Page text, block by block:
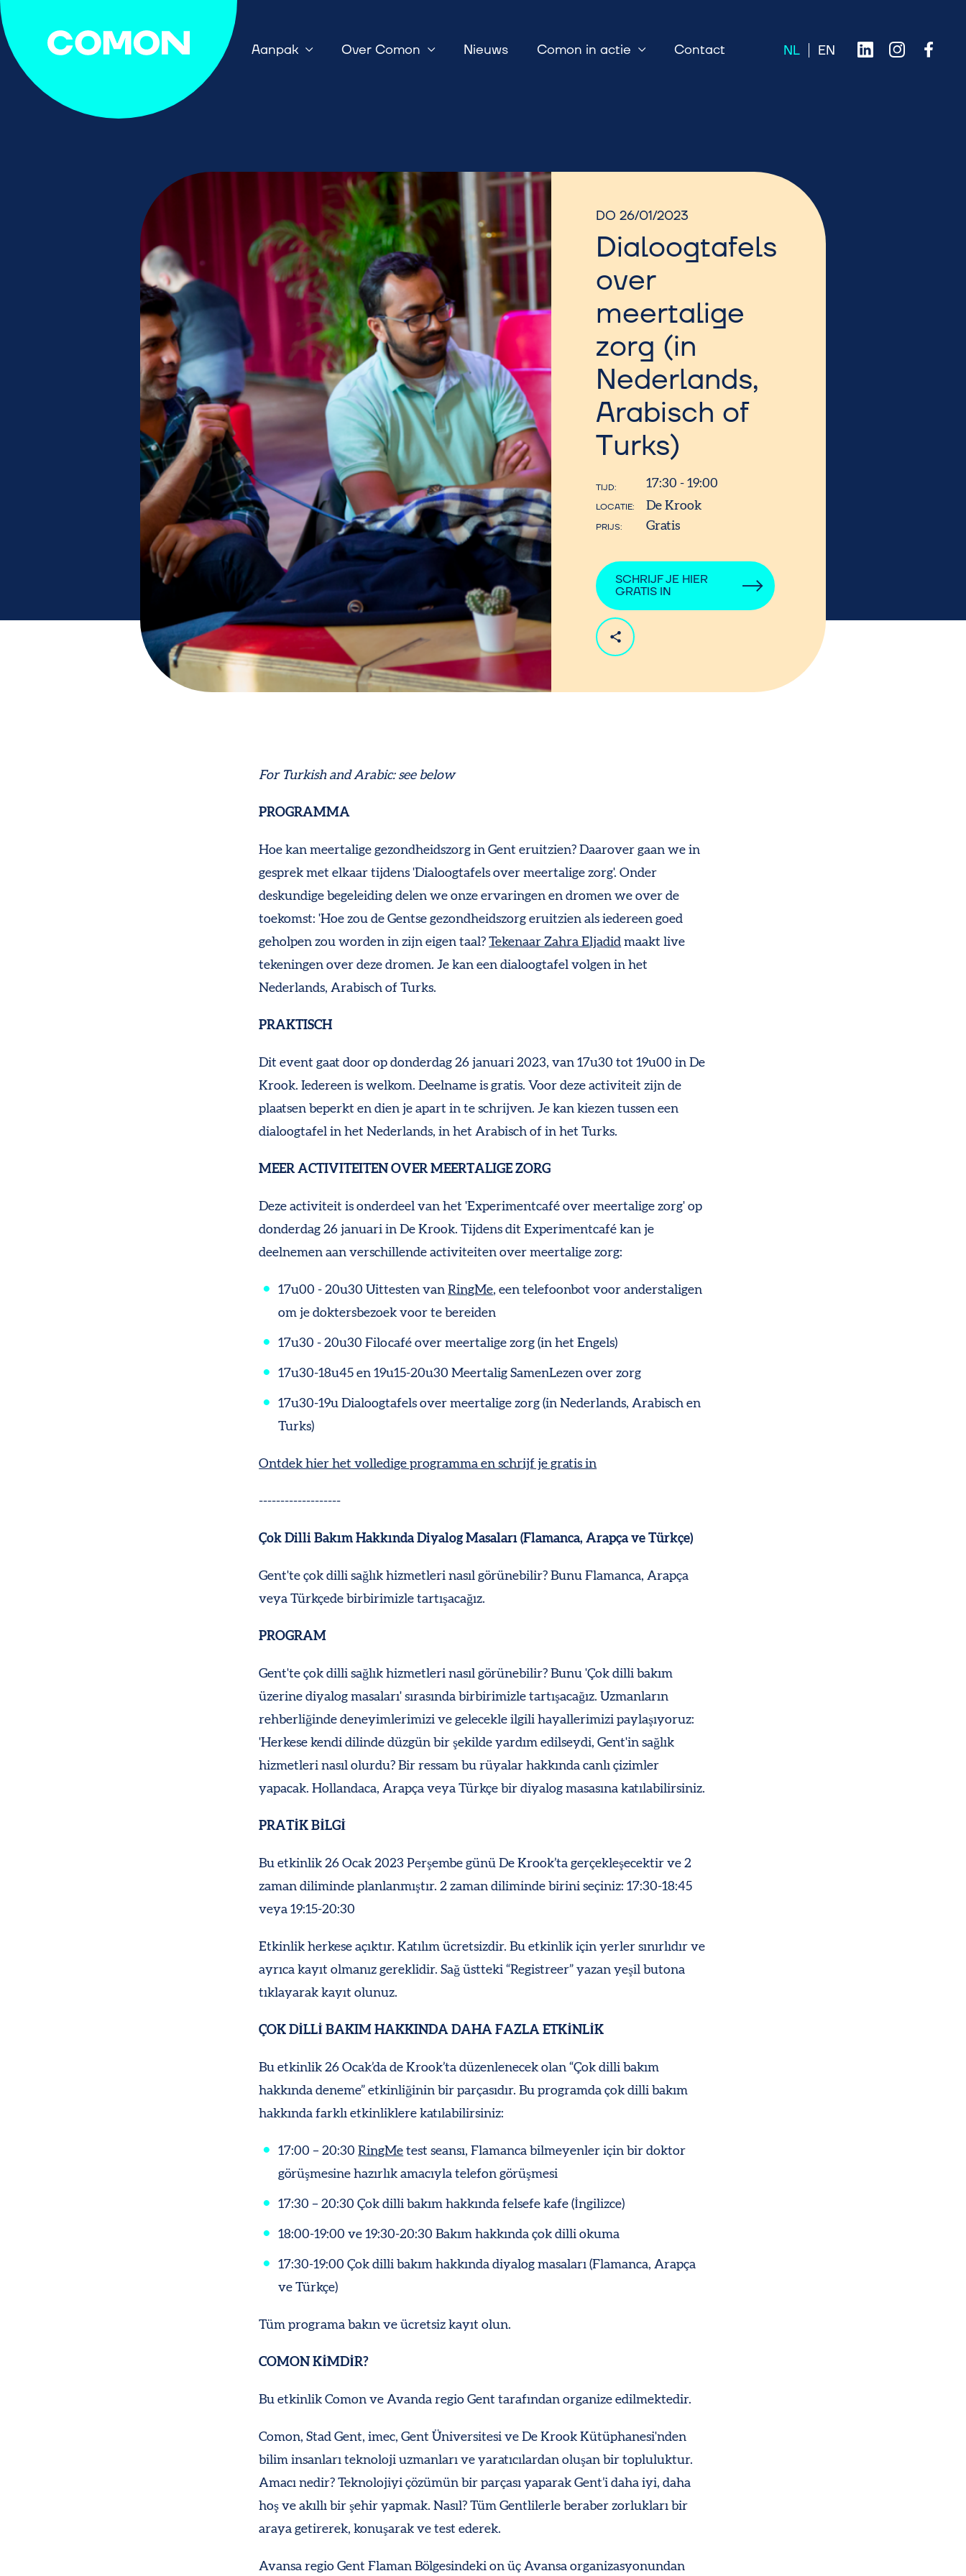
Aanpak Over Comon Nieuws Comon in actie Contact
DO 26/01/2023
Dialoogtafels
over
meertalige
zorg (in
Nederlands,
Arabisch of
Turks)
TIJD 17:30 - 19:00
LOCATIE De Krook
PRIJS Gratis
SCHRIJF JE HIER
GRATIS IN
For Turkish and Arabic: see below
PROGRAMMA
Hoe kan meertalige gezondheidszorg in Gent eruitzien? Daarover gaan we in
gesprek met elkaar tijdens 'Dialoogtafels over meertalige zorg'. Onder
deskundige begeleiding delen we onze ervaringen en dromen we over de
toekomst: 'Hoe zou de Gentse gezondheidszorg eruitzien als iedereen goed
geholpen zou worden in zijn eigen taal?Tekenaar Zahra Eljadid maakt live
tekeningen over deze dromen. Je kan een dialoogtafel volgen in het
Nederlands, Arabisch of Turks.
PRAKTISCH
Dit event gaat door op donderdag 26 januari 2023, van 17u30 tot 19u00 in De
Krook. Iedereen is welkom. Deelname is gratis. Voor deze activiteit zijn de
plaatsen beperkt en dien je apart in te schrijven. Je kan kiezen tussen een
dialoogtafel in het Nederlands, in het Arabisch of in het Turks.
MEER ACTIVITEITEN OVER MEERTALIGE ZORG
Deze activiteit is onderdeel van het 'Experimentcafé over meertalige zorg' op
donderdag 26 januari in De Krook. Tijdens dit Experimentcafé kan je
deelnemen aan verschillende activiteiten over meertalige zorg:
17u00 - 20u30 Uittesten vanRingMe, een telefoonbot voor anderstaligen
om je doktersbezoek voor te bereiden
17u30 - 20u30 Filocafé over meertalige zorg (in het Engels)
17u30-18u45 en 19u15-20u30 Meertalig SamenLezen over zorg
17u30-19u Dialoogtafels over meertalige zorg (in Nederlands, Arabisch en
Turks)
Ontdek hier het volledige programma en schrijf je gratis in
-------------------
Çok Dilli Bakım Hakkında Diyalog Masaları (Flamanca, Arapça ve Türkçe)
Gent'te çok dilli sağlık hizmetleri nasıl görünebilir? Bunu Flamanca, Arapça
veya Türkçede birbirimizle tartışacağız.
PROGRAM
Gent'te çok dilli sağlık hizmetleri nasıl görünebilir? Bunu 'Çok dilli bakım
üzerine diyalog masaları' sırasında birbirimizle tartışacağız. Uzmanların
rehberliğinde deneyimlerimizi ve gelecekle ilgili hayallerimizi paylaşıyoruz:
'Herkese kendi dilinde düzgün bir şekilde yardım edilseydi, Gent'in sağlık
hizmetleri nasıl olurdu? Bir ressam bu rüyalar hakkında canlı çizimler
yapacak. Hollandaca, Arapça veya Türkçe bir diyalog masasına katılabilirsiniz.
PRATİK BİLGİ
Bu etkinlik 26 Ocak 2023 Perşembe günü De Krook’ta gerçekleşecektir ve 2
zaman diliminde planlanmıştır. 2 zaman diliminde birini seçiniz: 17:30-18:45
veya 19:15-20:30
Etkinlik herkese açıktır. Katılım ücretsizdir. Bu etkinlik için yerler sınırlıdır ve
ayrıca kayıt olmanız gereklidir. Sağ üstteki “Registreer” yazan yeşil butona
tıklayarak kayıt olunuz.
ÇOK DİLLİ BAKIM HAKKINDA DAHA FAZLA ETKİNLİK
Bu etkinlik 26 Ocak’da de Krook’ta düzenlenecek olan “Çok dilli bakım
hakkında deneme” etkinliğinin bir parçasıdır. Bu programda çok dilli bakım
hakkında farklı etkinliklere katılabilirsiniz:
17:00 – 20:30RingMe test seansı, Flamanca bilmeyenler için bir doktor
görüşmesine hazırlık amacıyla telefon görüşmesi
17:30 – 20:30 Çok dilli bakım hakkında felsefe kafe (İngilizce)
18:00-19:00 ve 19:30-20:30 Bakım hakkında çok dilli okuma
17:30-19:00 Çok dilli bakım hakkında diyalog masaları (Flamanca, Arapça
ve Türkçe)
Tüm programa bakın ve ücretsiz kayıt olun.
COMON KİMDİR?
Bu etkinlik Comon ve Avanda regio Gent tarafından organize edilmektedir.
Comon, Stad Gent, imec, Gent Üniversitesi ve De Krook Kütüphanesi'nden
bilim insanları teknoloji uzmanları ve yaratıcılardan oluşan bir topluluktur.
Amacı nedir? Teknolojiyi çözümün bir parçası yaparak Gent’i daha iyi, daha
hoş ve akıllı bir şehir yapmak. Nasıl? Tüm Gentlilerle beraber zorlukları bir
araya getirerek, konuşarak ve test ederek.
Avansa regio Gent Flaman Bölgesindeki on üç Avansa organizasyonundan